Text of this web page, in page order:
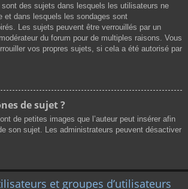
des sujets dans lesquels les utilisateurs ne
et dans lesquels les sondages sont
Les sujets peuvent être verrouillés par un
du forum pour de multiples raisons. Vous
vos propres sujets, si cela a été autorisé par
de sujet ?
de petites images que l’auteur peut insérer afin
son sujet. Les administrateurs peuvent désactiver
et groupes d’utilisateurs